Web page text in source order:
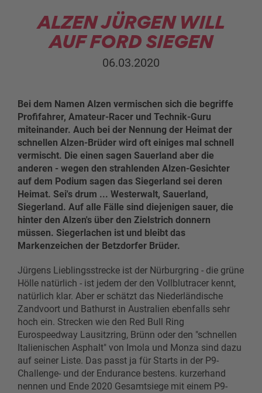
ALZEN JÜRGEN WILL
AUF FORD SIEGEN
06.03.2020
Bei dem Namen Alzen vermischen sich die begriffe
Profifahrer, Amateur-Racer und Technik-Guru
miteinander. Auch bei der Nennung der Heimat der
schnellen Alzen-Brüder wird oft einiges mal schnell
vermischt. Die einen sagen Sauerland aber die
anderen - wegen den strahlenden Alzen-Gesichter
auf dem Podium sagen das Siegerland sei deren
Heimat. Sei's drum ... Westerwalt, Sauerland,
Siegerland. Auf alle Fälle sind diejenigen sauer, die
hinter den Alzen's über den Zielstrich donnern
müssen. Siegerlachen ist und bleibt das
Markenzeichen der Betzdorfer Brüder.
Jürgens Lieblingsstrecke ist der Nürburgring - die grüne
Hölle natürlich - ist jedem der den Vollblutracer kennt,
natürlich klar. Aber er schätzt das Niederländische
Zandvoort und Bathurst in Australien ebenfalls sehr
hoch ein. Strecken wie den Red Bull Ring
Eurospeedway Lausitzring, Brünn oder den "schnellen
Italienischen Asphalt" von Imola und Monza sind dazu
auf seiner Liste. Das passt ja für Starts in der P9-
Challenge- und der Endurance bestens. kurzerhand
nennen und Ende 2020 Gesamtsiege mit einem P9-